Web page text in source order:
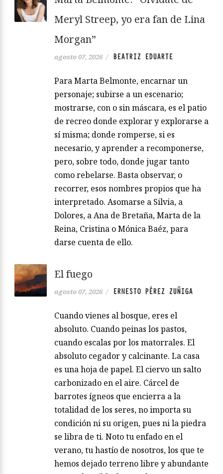
Meryl Streep, yo era fan de Lina
Morgan”
agosto 07, 2026 / BEATRIZ EDUARTE
Para Marta Belmonte, encarnar un
personaje; subirse a un escenario;
mostrarse, con o sin máscara, es el patio
de recreo donde explorar y explorarse a
sí misma; donde romperse, si es
necesario, y aprender a recomponerse,
pero, sobre todo, donde jugar tanto
como rebelarse. Basta observar, o
recorrer, esos nombres propios que ha
interpretado. Asomarse a Silvia, a
Dolores, a Ana de Bretaña, Marta de la
Reina, Cristina o Mónica Baéz, para
darse cuenta de ello.
El fuego
agosto 07, 2026 / ERNESTO PÉREZ ZUÑIGA
Cuando vienes al bosque, eres el
absoluto. Cuando peinas los pastos,
cuando escalas por los matorrales. El
absoluto cegador y calcinante. La casa
es una hoja de papel. El ciervo un salto
carbonizado en el aire. Cárcel de
barrotes ígneos que encierra a la
totalidad de los seres, no importa su
condición ni su origen, pues ni la piedra
se libra de ti. Noto tu enfado en el
verano, tu hastío de nosotros, los que te
hemos dejado terreno libre y abundante